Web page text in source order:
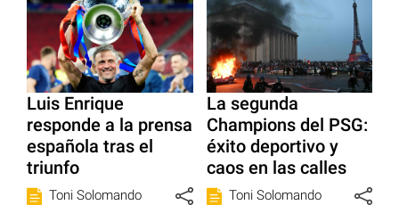
Luis Enrique
responde a la prensa
española tras el
triunfo
Toni Solomando
La segunda
Champions del PSG:
éxito deportivo y
caos en las calles
Toni Solomando